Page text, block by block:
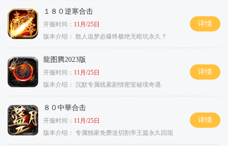
１８０逆寒合击
开服时间： 11月/25日
版本介绍： 散人追梦必爆终极绝无暗坑永久？
详情
龍图腾2023版
开服时间： 11月/25日
版本介绍： 沉默专属线索剧情密室秘境奇遇.
详情
８０中華合击
开服时间： 11月/25日
版本介绍： 专属独家免费送切割帝王篇永久回现
详情